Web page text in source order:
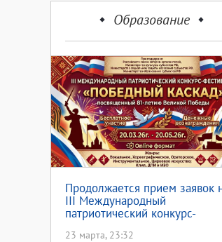
Образование
Продолжается прием заявок
III Международный
патриотический конкурс-
23 марта, 23:32